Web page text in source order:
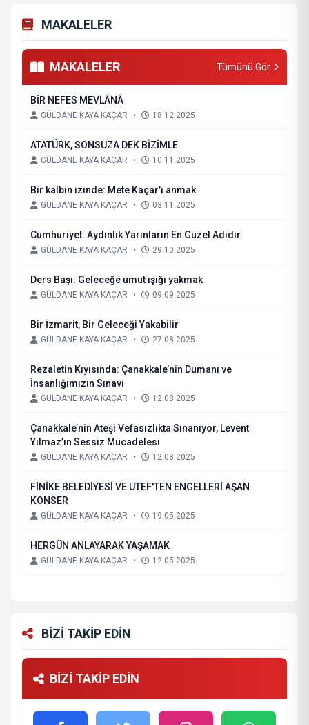
MAKALELER
MAKALELER Tümünü Gör
BİR NEFES MEVLÂNÂ
GÜLDANE KAYA KAÇAR • 18.12.2025
ATATÜRK, SONSUZA DEK BİZİMLE
GÜLDANE KAYA KAÇAR • 10.11.2025
Bir kalbin izinde: Mete Kaçar’ı anmak
GÜLDANE KAYA KAÇAR • 03.11.2025
Cumhuriyet: Aydınlık Yarınların En Güzel Adıdır
GÜLDANE KAYA KAÇAR • 29.10.2025
Ders Başı: Geleceğe umut ışığı yakmak
GÜLDANE KAYA KAÇAR • 09.09.2025
Bir İzmarit, Bir Geleceği Yakabilir
GÜLDANE KAYA KAÇAR • 27.08.2025
Rezaletin Kıyısında: Çanakkale’nin Dumanı ve
İnsanlığımızın Sınavı
GÜLDANE KAYA KAÇAR • 12.08.2025
Çanakkale’nin Ateşi Vefasızlıkta Sınanıyor, Levent
Yılmaz’ın Sessiz Mücadelesi
GÜLDANE KAYA KAÇAR • 12.08.2025
FİNİKE BELEDİYESİ VE UTEF'TEN ENGELLERİ AŞAN
KONSER
GÜLDANE KAYA KAÇAR • 19.05.2025
HERGÜN ANLAYARAK YAŞAMAK
GÜLDANE KAYA KAÇAR • 12.05.2025
BİZİ TAKİP EDİN
BİZİ TAKİP EDİN